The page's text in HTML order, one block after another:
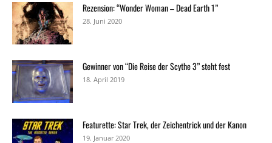
Rezension: “Wonder Woman – Dead Earth 1”
28. Juni 2020
Gewinner von “Die Reise der Scythe 3” steht fest
18. April 2019
Featurette: Star Trek, der Zeichentrick und der Kanon
19. Januar 2020